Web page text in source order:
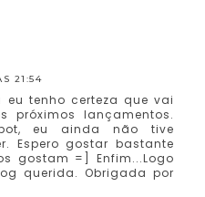
21:54
eu tenho certeza que vai
próximos lançamentos.
eu ainda não tive
Espero gostar bastante
gostam =] Enfim...Logo
querida. Obrigada por